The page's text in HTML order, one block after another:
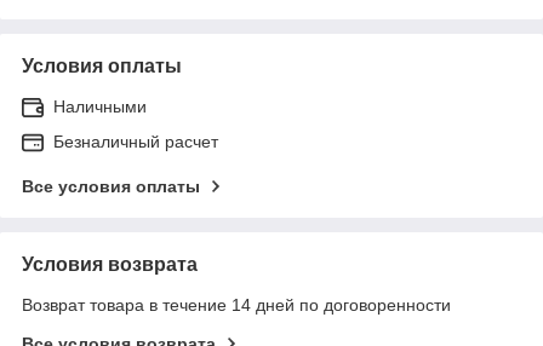
Условия оплаты
Наличными
Безналичный расчет
Все условия оплаты
Условия возврата
Возврат товара в течение 14 дней по договоренности